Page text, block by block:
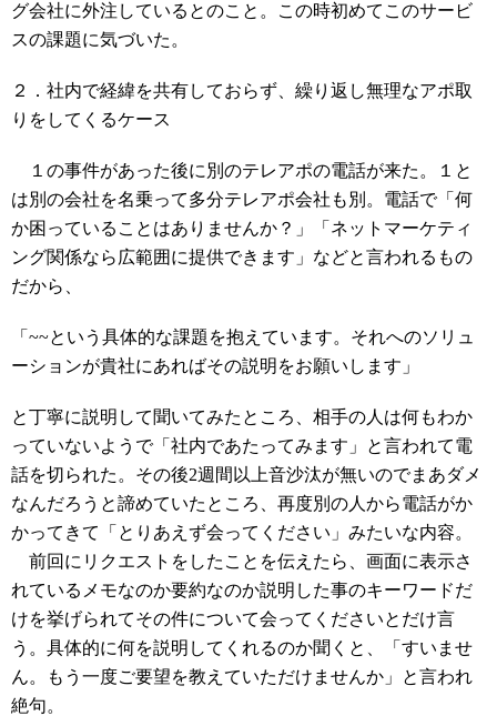
グ会社に外注しているとのこと。この時初めてこのサービ
スの課題に気づいた。
２．社内で経緯を共有しておらず、繰り返し無理なアポ取
りをしてくるケース
１の事件があった後に別のテレアポの電話が来た。１と
は別の会社を名乗って多分テレアポ会社も別。電話で「何
か困っていることはありませんか？」「ネットマーケティ
ング関係なら広範囲に提供できます」などと言われるもの
だから、
「~~という具体的な課題を抱えています。それへのソリュ
ーションが貴社にあればその説明をお願いします」
と丁寧に説明して聞いてみたところ、相手の人は何もわか
っていないようで「社内であたってみます」と言われて電
話を切られた。その後2週間以上音沙汰が無いのでまあダメ
なんだろうと諦めていたところ、再度別の人から電話がか
かってきて「とりあえず会ってください」みたいな内容。
前回にリクエストをしたことを伝えたら、画面に表示さ
れているメモなのか要約なのか説明した事のキーワードだ
けを挙げられてその件について会ってくださいとだけ言
う。具体的に何を説明してくれるのか聞くと、「すいませ
ん。もう一度ご要望を教えていただけませんか」と言われ
絶句。